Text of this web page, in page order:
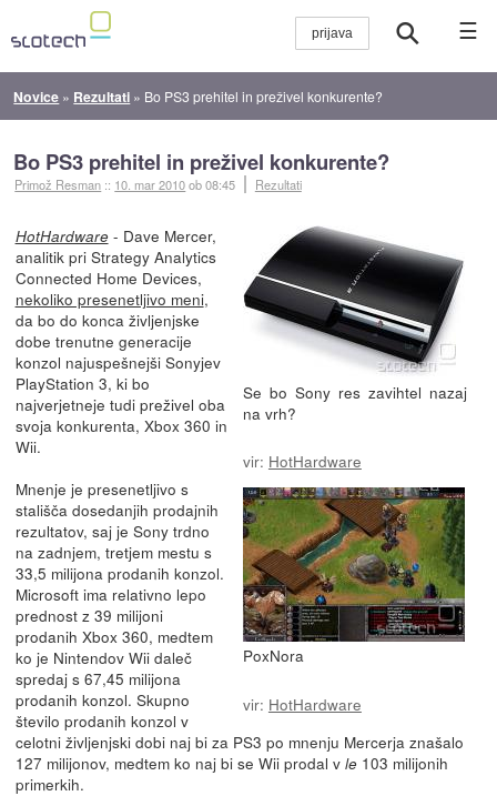
☰
Novice » Rezultati » Bo PS3 prehitel in preživel konkurente?
Bo PS3 prehitel in preživel konkurente?
Primož Resman :: 10. mar 2010ob 08:45 Rezultati
Se bo Sony res zavihtel nazaj
na vrh?
vir: HotHardware
PoxNora
vir: HotHardware
HotHardware- Dave Mercer,
analitik pri Strategy Analytics
Connected Home Devices,
nekoliko presenetljivo meni,
da bo do konca življenjske
dobe trenutne generacije
konzol najuspešnejši Sonyjev
PlayStation 3, ki bo
najverjetneje tudi preživel oba
svoja konkurenta, Xbox 360 in
Wii.
Mnenje je presenetljivo s
stališča dosedanjih prodajnih
rezultatov, saj je Sony trdno
na zadnjem, tretjem mestu s
33,5 milijona prodanih konzol.
Microsoft ima relativno lepo
prednost z 39 milijoni
prodanih Xbox 360, medtem
ko je Nintendov Wii daleč
spredaj s 67,45 milijona
prodanih konzol. Skupno
število prodanih konzol v
celotni življenjski dobi naj bi za PS3 po mnenju Mercerja znašalo
127 milijonov, medtem ko naj bi se Wii prodal v le103 milijonih
primerkih.